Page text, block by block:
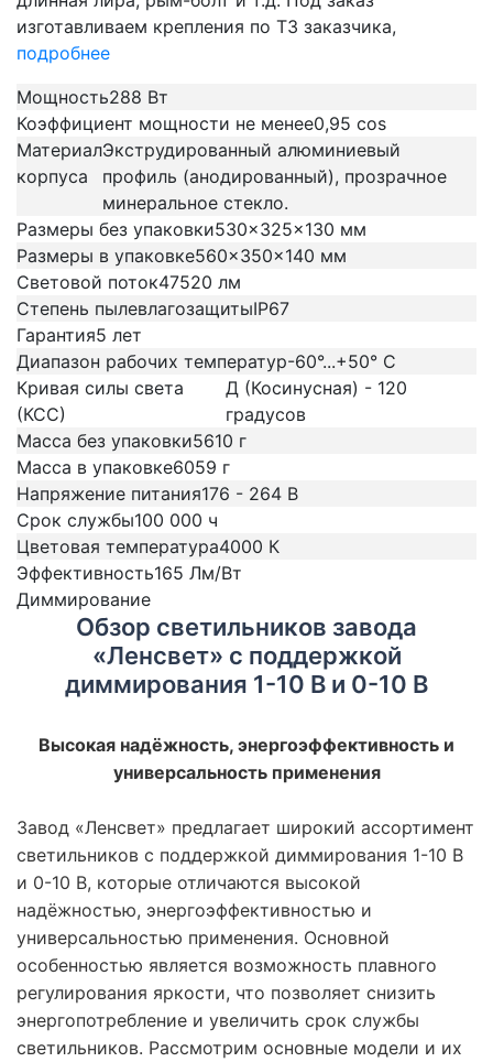
изготавливаем крепления по ТЗ заказчика,
подробнее
Мощность288 Вт
Коэффициент мощности не менее0,95 cos
Материал
корпуса
Экструдированный алюминиевый
профиль (анодированный), прозрачное
минеральное стекло.
Размеры без упаковки530x325x130 мм
Размеры в упаковке560x350x140 мм
Световой поток47520 лм
Степень пылевлагозащитыIP67
Гарантия5 лет
Диапазон рабочих температур-60°...+50° C
Кривая силы света
(КСС)
Д (Косинусная) - 120
градусов
Масса без упаковки5610 г
Масса в упаковке6059 г
Напряжение питания176 - 264 В
Срок службы100 000 ч
Цветовая температура4000 К
Эффективность165 Лм/Вт
Диммирование
Обзор
Обзор светильников завода
«Ленсвет» с поддержкой
диммирования 1-10 В и 0-10 В
Высокая надёжность, энергоэффективность и
универсальность применения
Завод «Ленсвет» предлагает широкий ассортимент
светильников с поддержкой диммирования 1-10 В
и 0-10 В, которые отличаются высокой
надёжностью, энергоэффективностью и
универсальностью применения. Основной
особенностью является возможность плавного
регулирования яркости, что позволяет снизить
энергопотребление и увеличить срок службы
светильников. Рассмотрим основные модели и их